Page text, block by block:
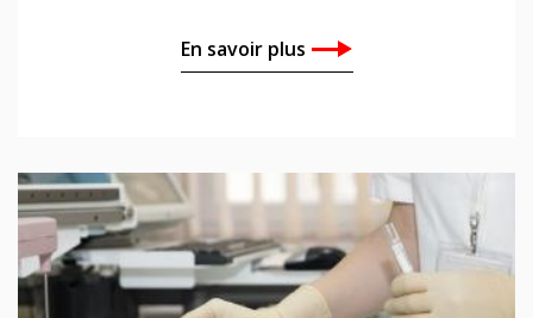
En savoir plus